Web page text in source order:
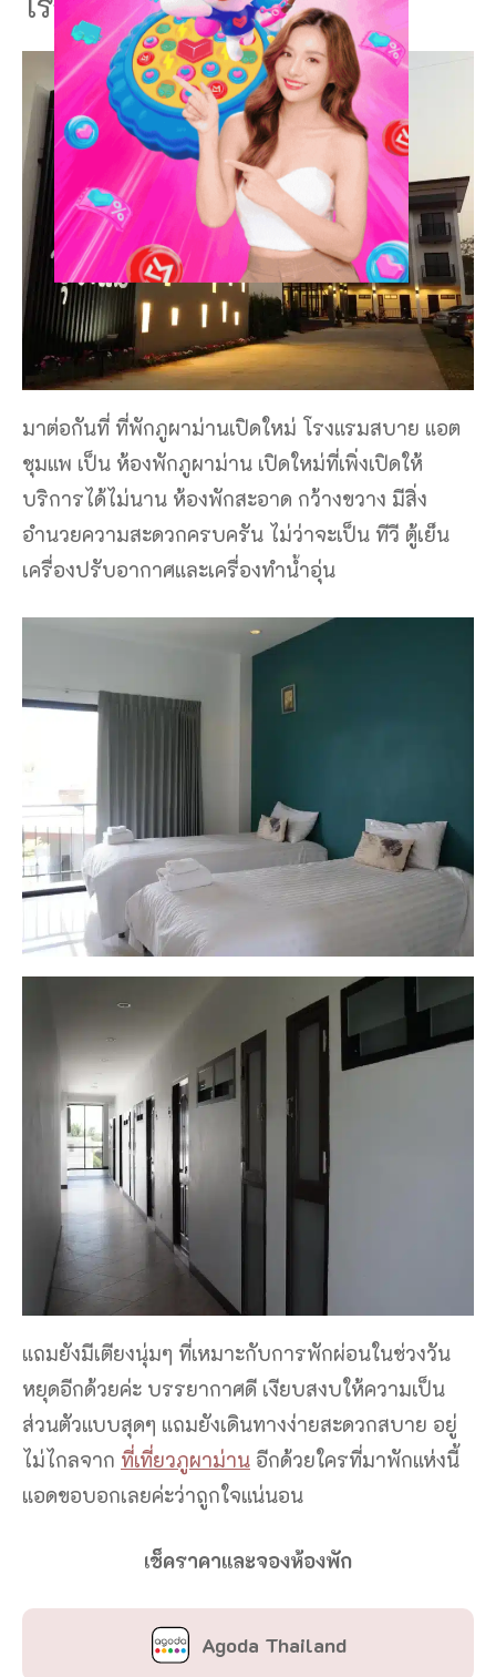
มาต่อกันที่ ที่พักภูผาม่านเปิดใหม่ โรงแรมสบาย แอต
ชุมแพ เป็น ห้องพักภูผาม่าน เปิดใหม่ที่เพิ่งเปิดให้
บริการได้ไม่นาน ห้องพักสะอาด กว้างขวาง มีสิ่ง
อำนวยความสะดวกครบครัน ไม่ว่าจะเป็น ทีวี ตู้เย็น
เครื่องปรับอากาศและเครื่องทำน้ำอุ่น
แถมยังมีเตียงนุ่มๆ ที่เหมาะกับการพักผ่อนในช่วงวัน
หยุดอีกด้วยค่ะ บรรยากาศดี เงียบสงบให้ความเป็น
ส่วนตัวแบบสุดๆ แถมยังเดินทางง่ายสะดวกสบาย อยู่
ไม่ไกลจาก ที่เที่ยวภูผาม่าน อีกด้วยใครที่มาพักแห่งนี้
แอดขอบอกเลยค่ะว่าถูกใจแน่นอน
เช็คราคาและจองห้องพัก
Agoda Thailand